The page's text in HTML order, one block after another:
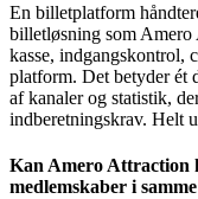
En billetplatform
billetløsning som
kasse, indgangskontrol,
platform. Det betyder ét
af kanaler og statistik,
indberetningskrav. Helt
Kan Amero Attraction
medlemskaber i